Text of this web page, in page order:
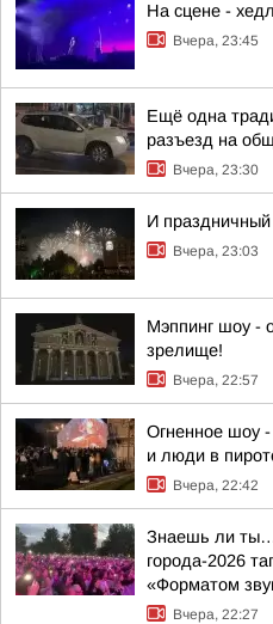
На сцене -
Вчера, 23:45
Ещё одна
разъезд на
Вчера, 23:30
И
Вчера, 23:03
Мэппинг шоу -
зрелище!
Вчера, 22:57
Огненное шоу -
и люди в
Вчера, 22:42
Знаешь ли
города-2026
«Форматом
Вчера, 22:27